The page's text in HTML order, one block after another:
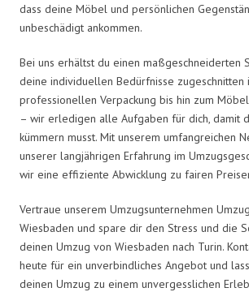
dass deine Möbel und persönlichen
unbeschädigt ankommen.
Bei uns erhältst du einen maßgeschneiderten
deine individuellen Bedürfnisse zugeschnitten
professionellen Verpackung bis hin zum
– wir erledigen alle Aufgaben für dich, damit
kümmern musst. Mit unserem umfangreichen
unserer langjährigen Erfahrung im
wir eine effiziente Abwicklung zu fairen
Vertraue unserem Umzugsunternehmen
Wiesbaden und spare dir den Stress und die
deinen Umzug von Wiesbaden nach Turin.
heute für ein unverbindliches Angebot und
deinen Umzug zu einem unvergesslichen